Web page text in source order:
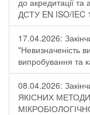
до акредитації та
ДСТУ EN ISO/IEC
17.04.2026:
"Невизначеність
випробування та
08.04.2026:
ЯКІСНИХ